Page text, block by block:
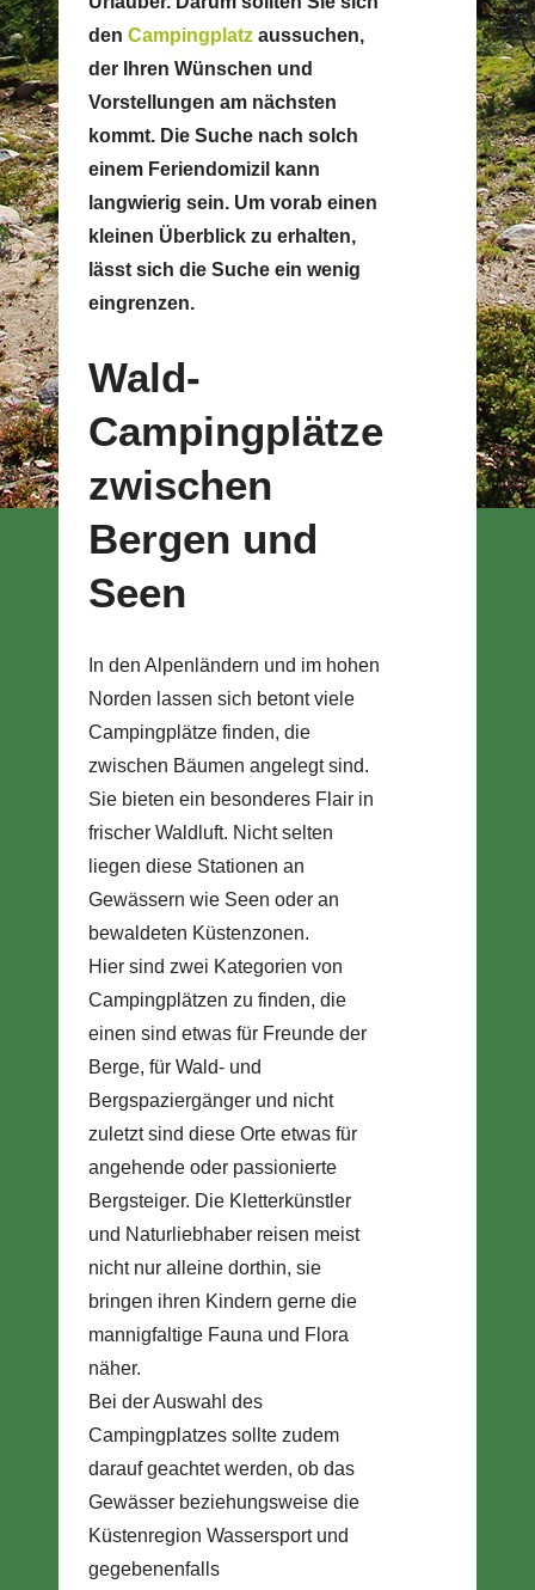
den Campingplatz aussuchen,
der Ihren Wünschen und
Vorstellungen am nächsten
kommt. Die Suche nach solch
einem Feriendomizil kann
langwierig sein. Um vorab einen
kleinen Überblick zu erhalten,
lässt sich die Suche ein wenig
eingrenzen.
Wald-
Campingplätze
zwischen
Bergen und
Seen
In den Alpenländern und im hohen
Norden lassen sich betont viele
Campingplätze finden, die
zwischen Bäumen angelegt sind.
Sie bieten ein besonderes Flair in
frischer Waldluft. Nicht selten
liegen diese Stationen an
Gewässern wie Seen oder an
bewaldeten Küstenzonen.
Hier sind zwei Kategorien von
Campingplätzen zu finden, die
einen sind etwas für Freunde der
Berge, für Wald- und
Bergspaziergänger und nicht
zuletzt sind diese Orte etwas für
angehende oder passionierte
Bergsteiger. Die Kletterkünstler
und Naturliebhaber reisen meist
nicht nur alleine dorthin, sie
bringen ihren Kindern gerne die
mannigfaltige Fauna und Flora
näher.
Bei der Auswahl des
Campingplatzes sollte zudem
darauf geachtet werden, ob das
Gewässer beziehungsweise die
Küstenregion Wassersport und
gegebenenfalls